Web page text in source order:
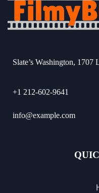
Slate’s Washington,
+1 212-602-9641
info@example.com